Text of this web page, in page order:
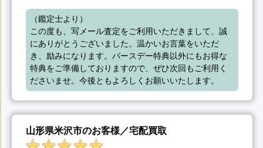
（鑑定士より）
この度も、写メール査定をご利用いただきまして、誠
にありがとうございました。温かいお言葉をいただ
き、励みになります。バースデー特典以外にもお得な
特典をご準備しておりますので、ぜひ次回もご利用く
ださいませ。今後ともよろしくお願いいたします。
山形県米沢市のお客様／宅配買取